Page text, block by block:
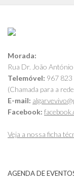
Morada:
Rua Dr. João
Telemóvel: 967
(Chamada para a
E-mail:
Facebook:
Veja a nossa ficha
AGENDA DE